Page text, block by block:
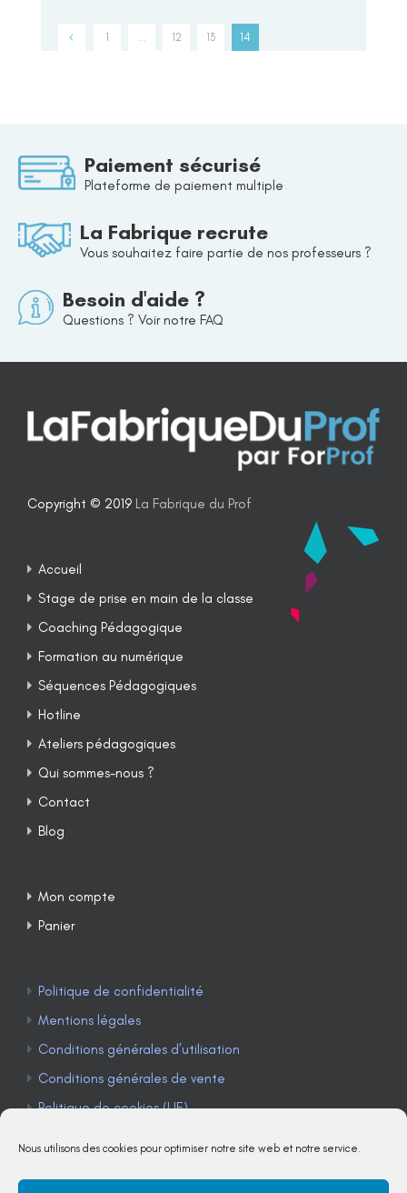
Nous utilisons des cookies pour optimiser notre site web et notre service.
1 12 13 14
Paiement sécurisé
Plateforme de paiement multiple
La Fabrique recrute
Vous souhaitez faire partie de nos professeurs ?
Besoin d'aide ?
Questions ? Voir notre FAQ
Copyright © 2019 La Fabrique du Prof
Accueil
Stage de prise en main de la classe
Coaching Pédagogique
Formation au numérique
Séquences Pédagogiques
Hotline
Ateliers pédagogiques
Qui sommes-nous ?
Contact
Blog
Mon compte
Panier
Politique de confidentialité
Mentions légales
Conditions générales d’utilisation
Conditions générales de vente
Politique de cookies (UE)